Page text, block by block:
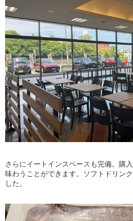
さらにイートインスペースも完備。購
味わうことができます。ソフトドリン
した。